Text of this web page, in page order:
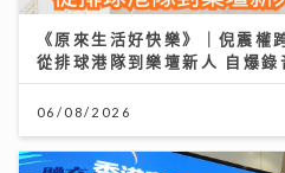
《原來生活好快樂》｜倪震權
從排球港隊到樂壇新人 自爆錄
06/08/2026